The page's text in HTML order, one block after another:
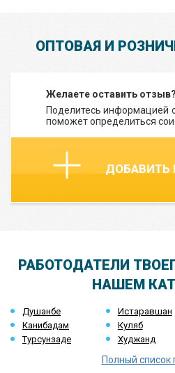
ОПТОВАЯ И
Желаете оставить отзыв?
Поделитесь информацией
поможет определиться
РАБОТОДАТЕЛИ
НАШЕМ
Душанбе Истаравшан
Канибадам
Куляб
Турсунзаде
Худжанд
Полный список